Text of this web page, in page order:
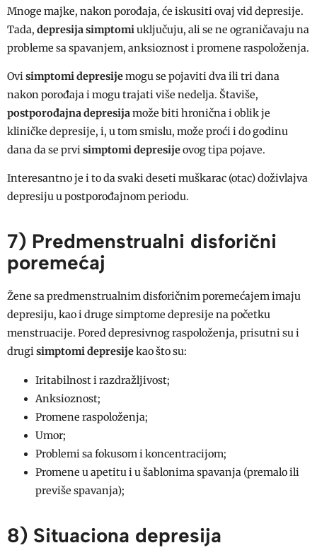
Mnoge majke, nakon porođaja, će iskusiti ovaj vid depresije.
Tada, depresija simptomi uključuju, ali se ne ograničavaju na
probleme sa spavanjem, anksioznost i promene raspoloženja.
Ovisimptomi depresijemogu se pojaviti dva ili tri dana
nakon porođaja i mogu trajati više nedelja. Štaviše,
postporođajna depresijamože biti hronična i oblik je
kliničke depresije, i, u tom smislu, može proći i do godinu
dana da se prvisimptomi depresijeovog tipa pojave.
Interesantno je i to da svaki deseti muškarac (otac) doživlajva
depresiju u postporođajnom periodu.
7) Predmenstrualni disforični
poremećaj
Žene sa predmenstrualnim disforičnim poremećajem imaju
depresiju, kao i druge simptome depresije na početku
menstruacije. Pored depresivnog raspoloženja, prisutni su i
drugisimptomi depresijekao što su:
Iritabilnost i razdražljivost;
Anksioznost;
Promene raspoloženja;
Umor;
Problemi sa fokusom i koncentracijom;
Promene u apetitu i u šablonima spavanja (premalo ili
previše spavanja);
8) Situaciona depresija